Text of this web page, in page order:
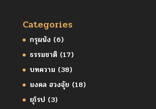
Categories
กรุผนัง (6)
ธรรมชาติ(17)
บทความ (38)
มงคล ฮวงจุ้ย (18)
ยุโรป (3)